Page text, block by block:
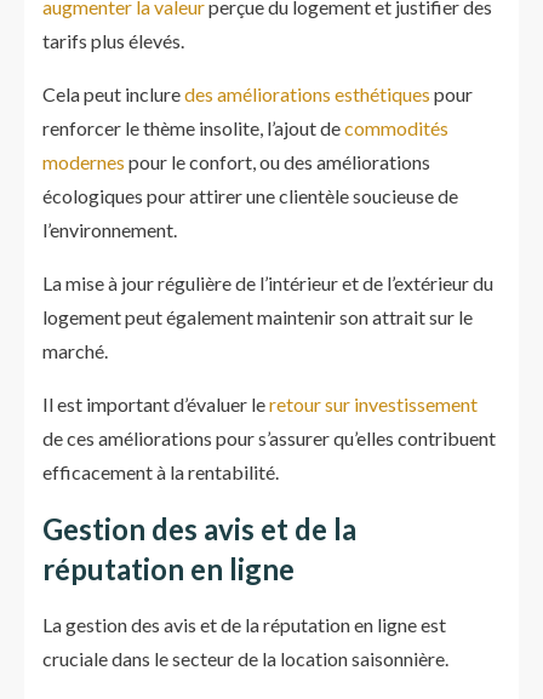
augmenter la valeurperçue du logement et justifier des
tarifs plus élevés.
Cela peut incluredes améliorations esthétiques pour
renforcer le thème insolite, l’ajout decommodités
modernes pour le confort, ou des améliorations
écologiques pour attirer une clientèle soucieuse de
l’environnement.
La mise à jour régulière de l’intérieur et de l’extérieur du
logement peut également maintenir son attrait sur le
marché.
Il est important d’évaluer leretour sur investissement
de ces améliorations pour s’assurer qu’elles contribuent
efficacement à la rentabilité.
Gestion des avis et de la
réputation en ligne
La gestion des avis et de la réputation en ligne est
cruciale dans le secteur de la location saisonnière.